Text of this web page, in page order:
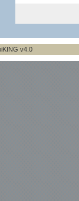
v4.0